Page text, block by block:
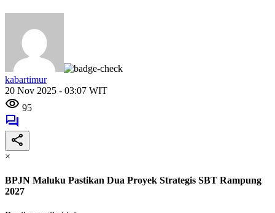
kabartimur
20 Nov 2025 - 03:07 WIT
95
×
BPJN Maluku Pastikan Dua Proyek Strategis SBT Rampung
2027